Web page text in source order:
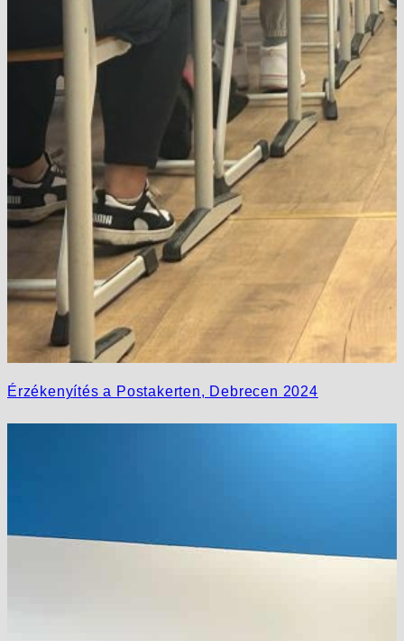
Érzékenyítés a Postakerten, Debrecen 2024